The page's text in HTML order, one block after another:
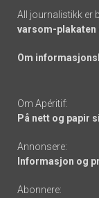
All journalistikk er
varsom-plakaten
Om
Om Apéritif:
På nett og papir
Annonsere:
Informasjon og
Abonnere: